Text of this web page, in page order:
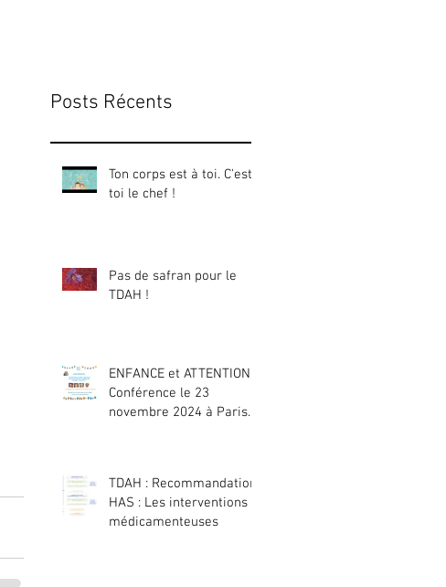
Posts Récents
Ton corps est à toi. C'est
toi le chef !
Pas de safran pour le
TDAH !
ENFANCE et ATTENTION :
Conférence le 23
novembre 2024 à Paris
TDAH : Recommandation
HAS : Les interventions
médicamenteuses